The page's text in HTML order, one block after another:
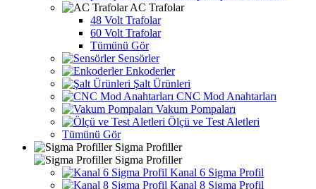
AC Trafolar
48 Volt Trafolar
60 Volt Trafolar
Tümünü Gör
Sensörler
Enkoderler
Şalt Ürünleri
CNC Mod Anahtarları
Vakum Pompaları
Ölçü ve Test Aletleri
Tümünü Gör
Sigma Profiller
Sigma Profiller
Kanal 6 Sigma Profil
Kanal 8 Sigma Profil